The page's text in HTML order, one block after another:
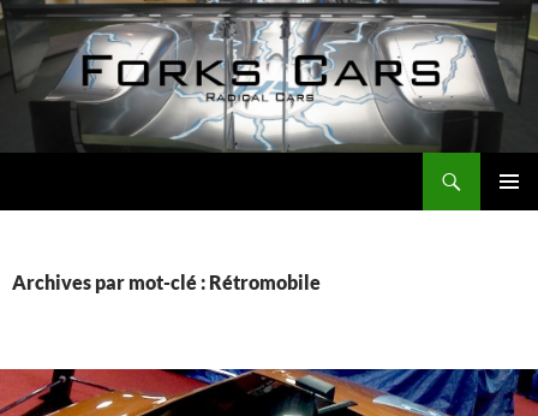
Aller
au
contenu
Archives par mot-clé : Rétromobile